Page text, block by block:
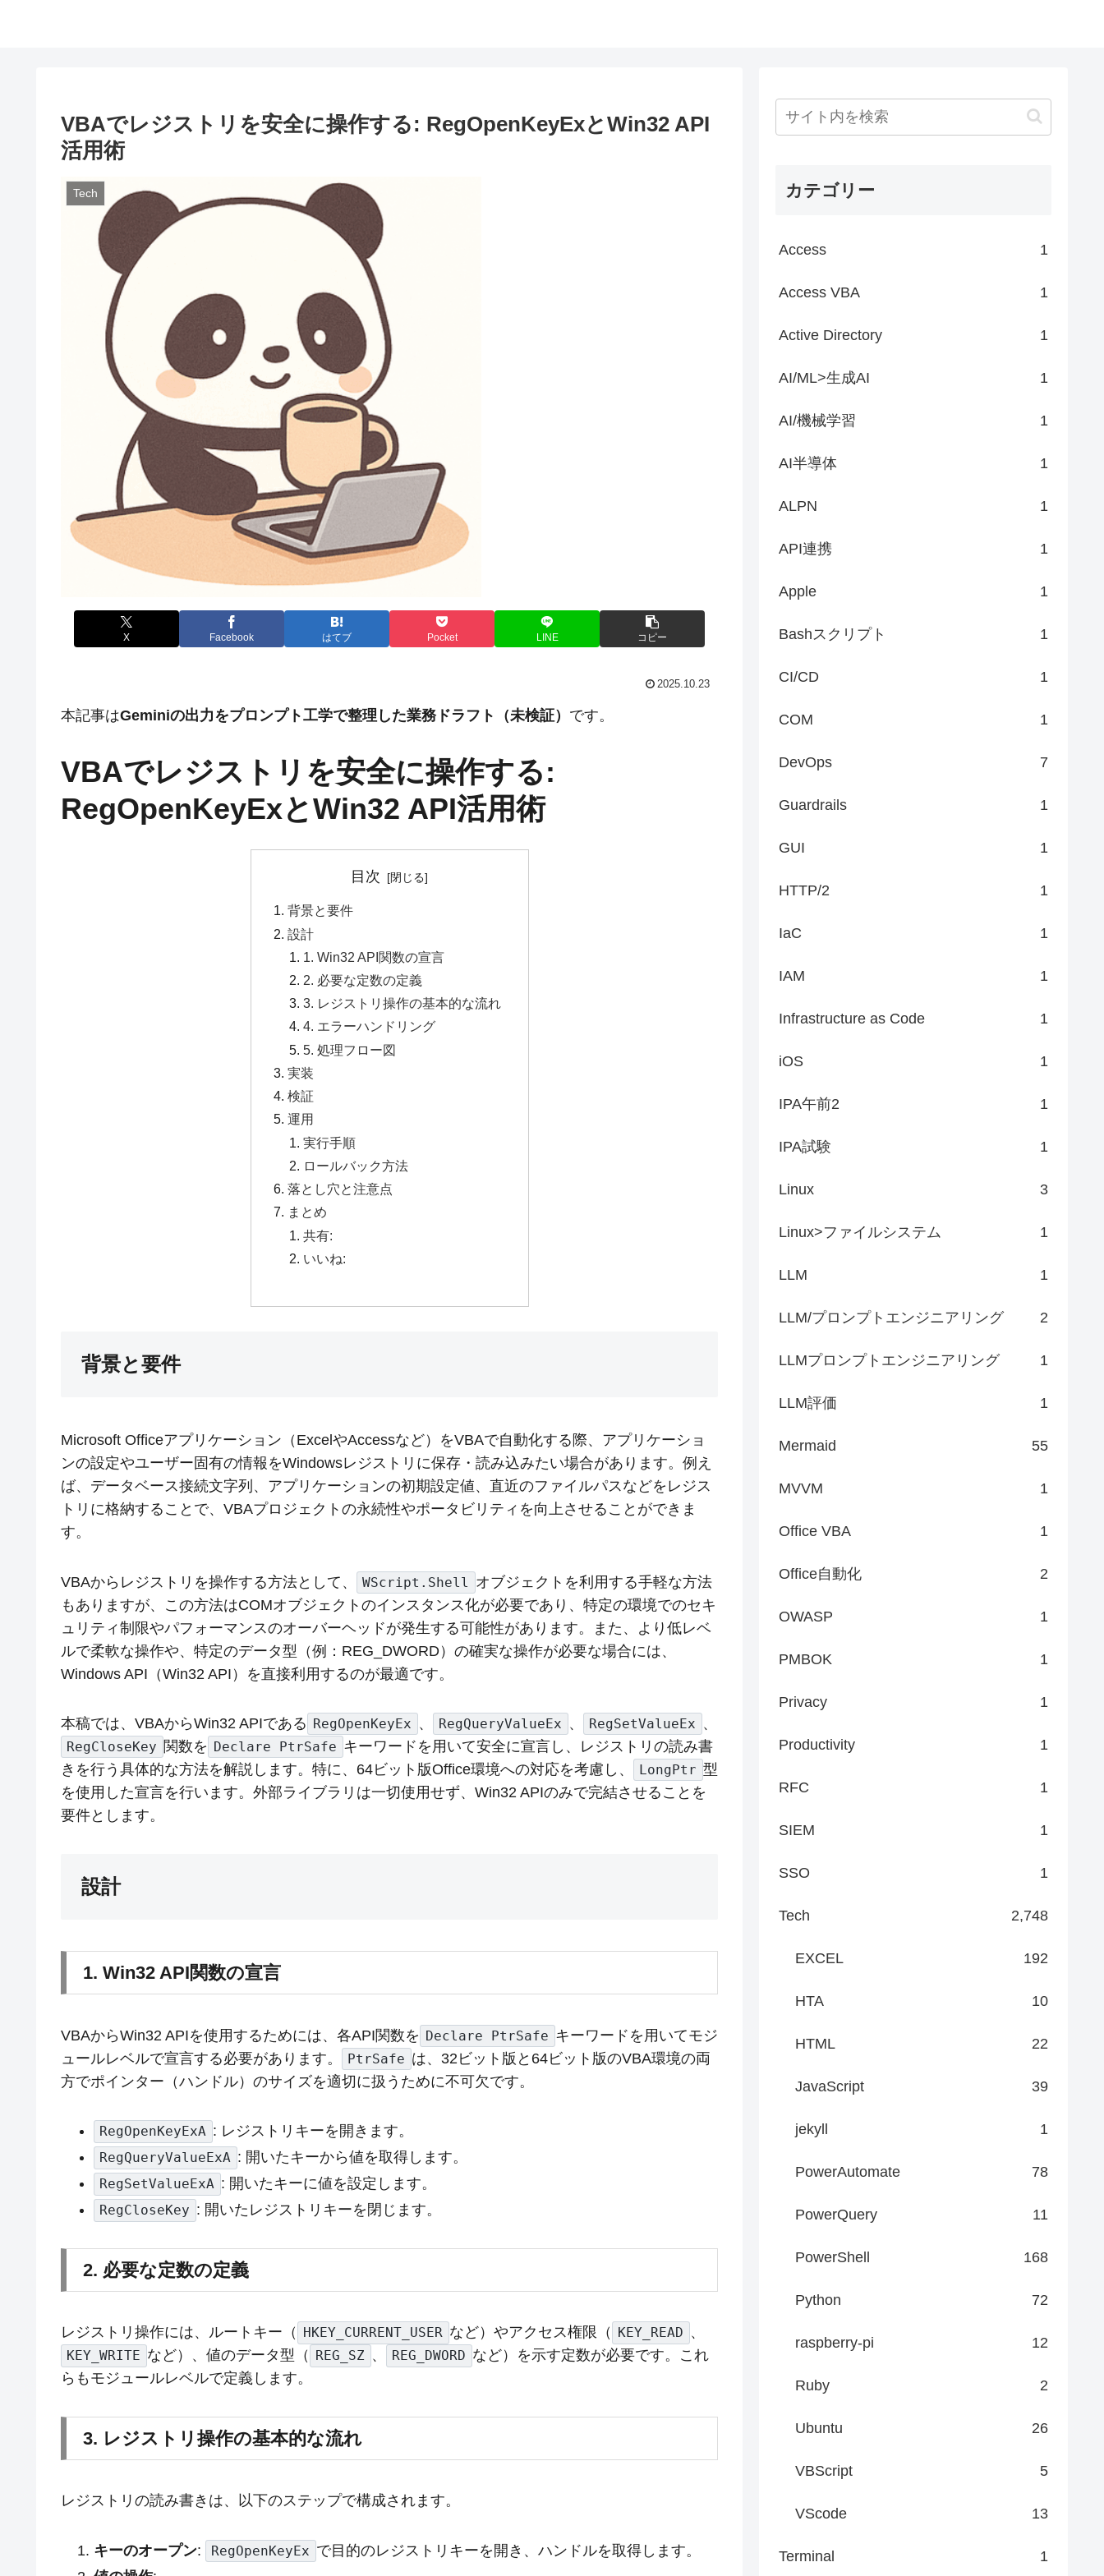
VBAでレジストリを安全に操作する: RegOpenKeyExとWin32 API
活用術
Tech
X Facebook はてブ Pocket LINE コピー
2025.10.23
本記事はGeminiの出力をプロンプト工学で整理した業務ドラフト（未検証） です。
VBAでレジストリを安全に操作する:
RegOpenKeyExとWin32 API活用術
目次
背景と要件
設計
1. Win32 API関数の宣言
2. 必要な定数の定義
3. レジストリ操作の基本的な流れ
4. エラーハンドリング
5. 処理フロー図
実装
検証
運用
実行手順
ロールバック方法
落とし穴と注意点
まとめ
共有:
いいね:
背景と要件
Microsoft Officeアプリケーション（ExcelやAccessなど）をVBAで自動化する際、アプリケーショ
ンの設定やユーザー固有の情報をWindowsレジストリに保存・読み込みたい場合があります。例え
ば、データベース接続文字列、アプリケーションの初期設定値、直近のファイルパスなどをレジス
トリに格納することで、VBAプロジェクトの永続性やポータビリティを向上させることができま
す。
VBAからレジストリを操作する方法として、 WScript.Shell
オブジェクトを利用する手軽な方法
もありますが、この方法はCOMオブジェクトのインスタンス化が必要であり、特定の環境でのセキ
ュリティ制限やパフォーマンスのオーバーヘッドが発生する可能性があります。また、より低レベ
ルで柔軟な操作や、特定のデータ型（例：REG_DWORD）の確実な操作が必要な場合には、
Windows API（Win32 API）を直接利用するのが最適です。
本稿では、VBAからWin32 APIである RegOpenKeyEx 、 RegQueryValueEx 、 RegSetValueEx 、
RegCloseKey 関数を Declare PtrSafe キーワードを用いて安全に宣言し、レジストリの読み書
きを行う具体的な方法を解説します。特に、64ビット版Office環境への対応を考慮し、
LongPtr 型
を使用した宣言を行います。外部ライブラリは一切使用せず、Win32 APIのみで完結させることを
要件とします。
設計
1. Win32 API関数の宣言
VBAからWin32 APIを使用するためには、各API関数を Declare PtrSafe キーワードを用いてモジ
ュールレベルで宣言する必要があります。
PtrSafe は、32ビット版と64ビット版のVBA環境の両
方でポインター（ハンドル）のサイズを適切に扱うために不可欠です。
RegOpenKeyExA : レジストリキーを開きます。
RegQueryValueExA : 開いたキーから値を取得します。
RegSetValueExA : 開いたキーに値を設定します。
RegCloseKey : 開いたレジストリキーを閉じます。
2. 必要な定数の定義
レジストリ操作には、ルートキー（ HKEY_CURRENT_USER など）やアクセス権限（ KEY_READ 、
KEY_WRITE など）、値のデータ型（ REG_SZ 、 REG_DWORD など）を示す定数が必要です。これ
らもモジュールレベルで定義します。
3. レジストリ操作の基本的な流れ
レジストリの読み書きは、以下のステップで構成されます。
キーのオープン: RegOpenKeyEx で目的のレジストリキーを開き、ハンドルを取得します。
カテゴリー
Access 1
Access VBA 1
Active Directory 1
AI/ML>生成AI 1
AI/機械学習 1
AI半導体 1
ALPN 1
API連携 1
Apple 1
Bashスクリプト 1
CI/CD 1
COM 1
DevOps 7
Guardrails 1
GUI 1
HTTP/2 1
IaC 1
IAM 1
Infrastructure as Code 1
iOS 1
IPA午前2 1
IPA試験 1
Linux 3
Linux>ファイルシステム 1
LLM 1
LLM/プロンプトエンジニアリング 2
LLMプロンプトエンジニアリング 1
LLM評価 1
Mermaid 55
MVVM 1
Office VBA 1
Office自動化 2
OWASP 1
PMBOK 1
Privacy 1
Productivity 1
RFC 1
SIEM 1
SSO 1
Tech 2,748
EXCEL 192
HTA 10
HTML 22
JavaScript 39
jekyll 1
PowerAutomate 78
PowerQuery 11
PowerShell 168
Python 72
raspberry-pi 12
Ruby 2
Ubuntu 26
VBScript 5
VScode 13
Terminal 1